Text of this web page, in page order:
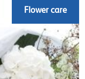
Flower care